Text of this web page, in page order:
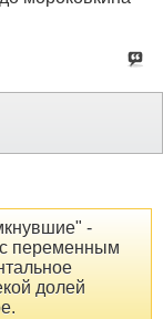
-
переменным
долей